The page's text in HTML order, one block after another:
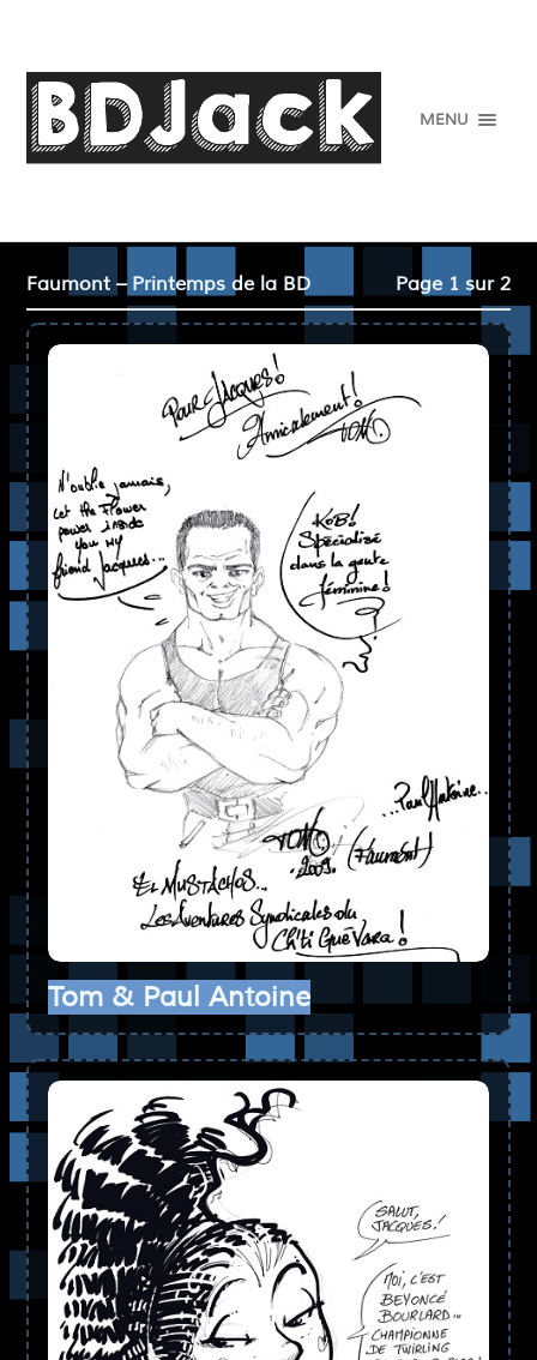
MENU
Faumont – Printemps de la BD Page 1 sur 2
Tom & Paul Antoine